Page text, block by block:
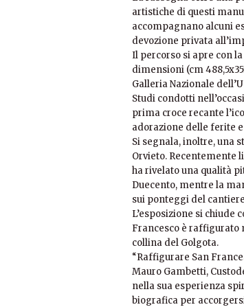
artistiche di questi
accompagnano alcuni
devozione privata
Il percorso si apre con
dimensioni (cm
Galleria Nazionale
Studi condotti
prima croce recante
adorazione delle ferite
Si segnala, inoltre, una
Orvieto. Recentemente
ha rivelato una qualità
Duecento, mentre la
sui ponteggi del
L’esposizione si chiude
Francesco è raffigurato
collina del Golgota.
“Raffigurare San
Mauro Gambetti,
nella sua esperienza
biografica per